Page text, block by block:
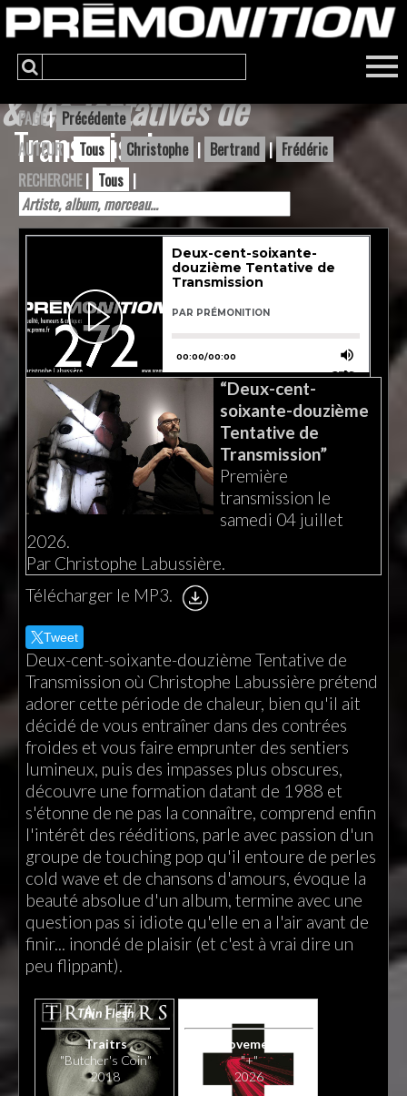
& les Tentatives de
Transmission
“Deux-cent-
soixante-douzième
Tentative de
Transmission”
Première
transmission le
samedi 04 juillet
2026.
Par Christophe Labussière.
Télécharger le MP3.
Tweet
Deux-cent-soixante-douzième Tentative de
Transmission où Christophe Labussière prétend
adorer cette période de chaleur, bien qu'il ait
décidé de vous entraîner dans des contrées
froides et vous faire emprunter des sentiers
lumineux, puis des impasses plus obscures,
découvre une formation datant de 1988 et
s'étonne de ne pas la connaître, comprend enfin
l'intérêt des rééditions, parle avec passion d'un
groupe de touching pop qu'il entoure de perles
cold wave et de chansons d'amours, évoque la
beauté absolue d'un album, termine avec une
question pas si idiote qu'elle en a l'air avant de
finir... inondé de plaisir (et c'est à vrai dire un
peu flippant).
Thin Flesh
Traitrs
"Butcher's Coin"
2018
Movement
"+"
2026
PAGE| Précédente
AUTEUR| Tous | Christophe | Bertrand | Frédéric
RECHERCHE| Tous |